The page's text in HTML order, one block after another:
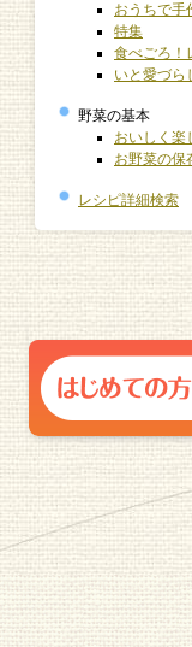
おうちで手
特集
食べごろ！
いと愛づら
野菜の基本
おいしく楽
お野菜の保
レシピ詳細検索